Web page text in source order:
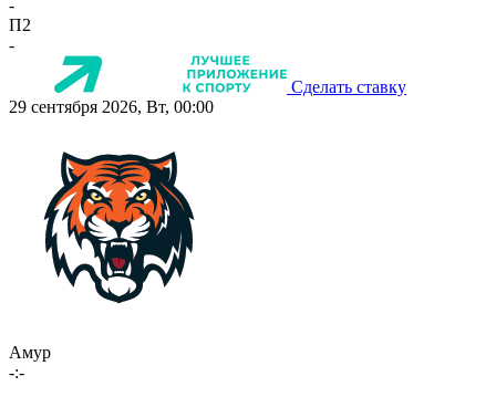
-
П2
-
Сделать ставку
29 сентября 2026, Вт, 00:00
Амур
-:-